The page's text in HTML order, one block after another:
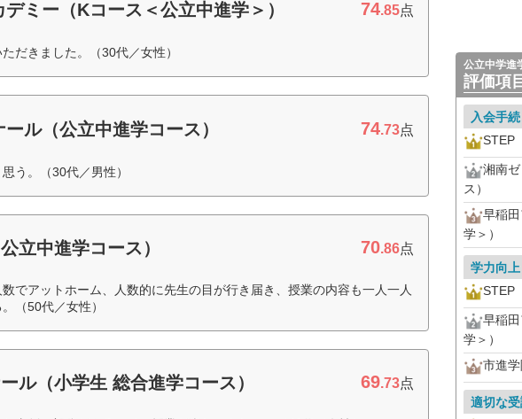
ミー（Kコース＜公立中進学＞） 74.85点
だきました。（30代／女性）
ル（公立中進学コース） 74.73点
う。（30代／男性）
立中進学コース） 70.86点
でアットホーム、人数的に先生の目が行き届き、授業の内容も一人一人
（50代／女性）
ル（小学生 総合進学コース） 69.73点
公立中学進
評価項
入会手
STEP
湘南
ス）
早稲
学＞）
学力向上
STEP
早稲
学＞）
市進学
適切な